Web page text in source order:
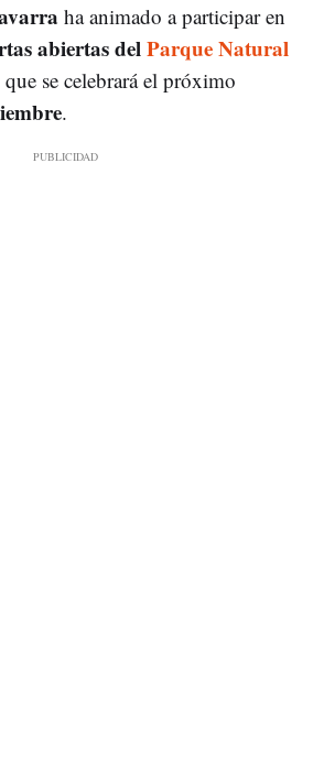
ha animado a participar en
abiertas delParque Natural
que se celebrará el próximo
.